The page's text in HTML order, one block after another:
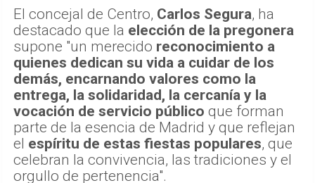
El concejal de Centro, Carlos Segura, ha
destacado que la elección de la pregonera
supone "un merecido reconocimiento a
quienes dedican su vida a cuidar de los
demás, encarnando valores como la
entrega, la solidaridad, la cercanía y la
vocación de servicio público que forman
parte de la esencia de Madrid y que reflejan
el espíritu de estas fiestas populares, que
celebran la convivencia, las tradiciones y el
orgullo de pertenencia".